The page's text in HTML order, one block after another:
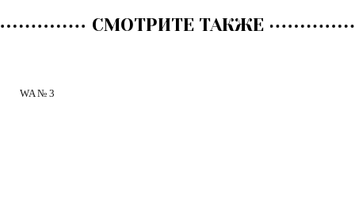
СМОТРИТЕ ТАКЖЕ
WA № 3